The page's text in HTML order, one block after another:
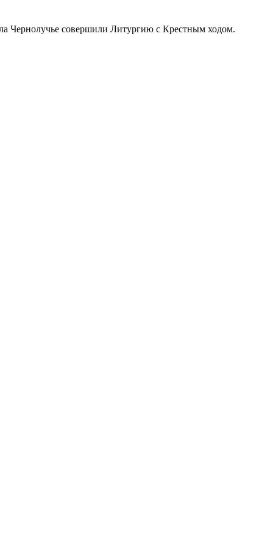
Чернолучье совершили Литургию с Крестным ходом.